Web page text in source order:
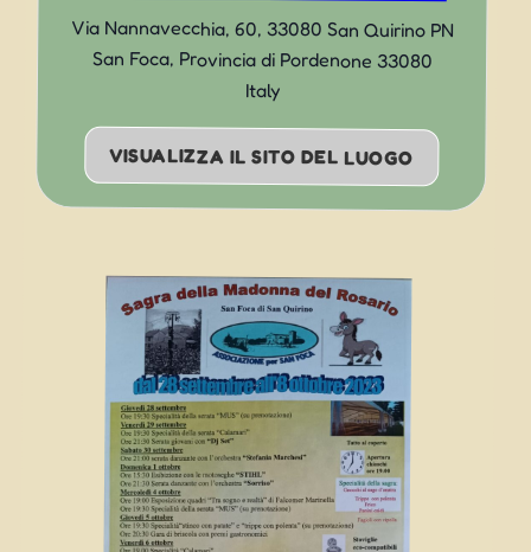
Via Nannavecchia, 60, 33080 San Quirino PN
San Foca, Provincia di Pordenone 33080
Italy
VISUALIZZA IL SITO DEL LUOGO